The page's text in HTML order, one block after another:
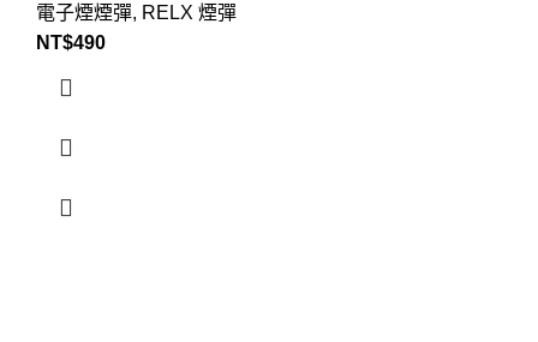
電子煙煙彈, RELX 煙彈
NT$490